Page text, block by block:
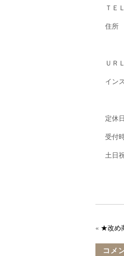
ＴＥ
住所
Ｕ
イン
定休
受付
土日
« ★改め
コメ